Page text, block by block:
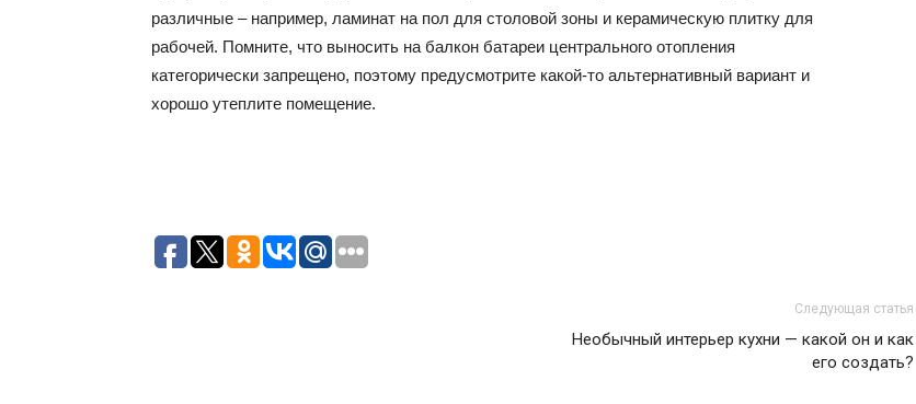
различные – например, ламинат на пол для столовой зоны и керамическую плитку для
рабочей. Помните, что выносить на балкон батареи центрального отопления
категорически запрещено, поэтому предусмотрите какой-то альтернативный вариант и
хорошо утеплите помещение.
Следующая статья
Необычный интерьер кухни — какой он и как
его создать?